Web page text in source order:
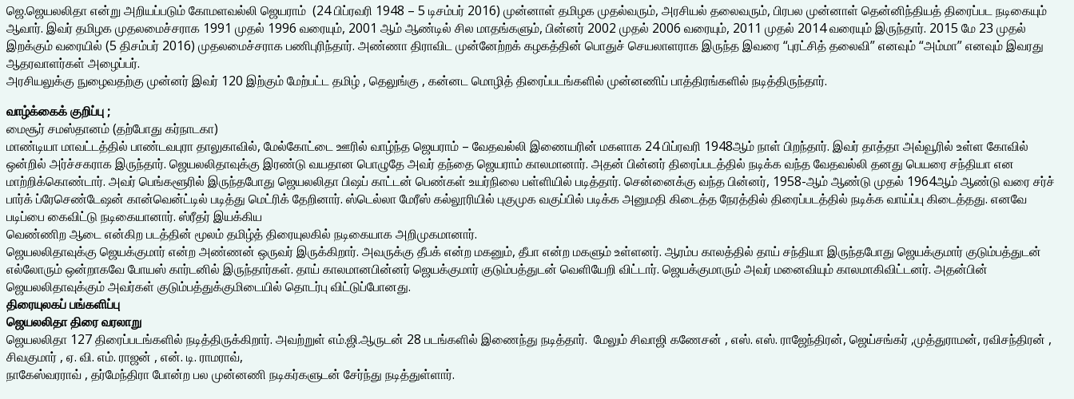
ஜெ.ஜெயலலிதா என்று அறியப்படும் கோமளவல்லி ஜெயராம் (24 பிப்ரவரி 1948 – 5 டிசம்பர் 2016) முன்னாள் தமிழக முதல்வரும், அரசியல் தலைவரும், பிரபல முன்னாள் தென்னிந்தியத் திரைப்பட நடிகையும்
ஆவார். இவர் தமிழக முதலமைச்சராக 1991 முதல் 1996 வரையும், 2001 ஆம் ஆண்டில் சில மாதங்களும், பின்னர் 2002 முதல் 2006 வரையும், 2011 முதல் 2014 வரையும் இருந்தார். 2015 மே 23 முதல்
இறக்கும் வரையில் (5 திசம்பர் 2016) முதலமைச்சராக பணிபுரிந்தார். அண்ணா திராவிட முன்னேற்றக் கழகத்தின் பொதுச் செயலாளராக இருந்த இவரை “புரட்சித் தலைவி” எனவும் “அம்மா” எனவும் இவரது
ஆதரவாளர்கள் அழைப்பர்.
அரசியலுக்கு நுழைவதற்கு முன்னர் இவர் 120 இற்கும் மேற்பட்ட தமிழ் , தெலுங்கு , கன்னட மொழித் திரைப்படங்களில் முன்னணிப் பாத்திரங்களில் நடித்திருந்தார்.
வாழ்க்கைக் குறிப்பு ;
மைசூர் சமஸ்தானம் (தற்போது கர்நாடகா)
மாண்டியா மாவட்டத்தில் பாண்டவபுரா தாலுகாவில், மேல்கோட்டை ஊரில் வாழ்ந்த ஜெயராம் – வேதவல்லி இணையரின் மகளாக 24 பிப்ரவரி 1948ஆம் நாள் பிறந்தார். இவர் தாத்தா அவ்வூரில் உள்ள கோவில்
ஒன்றில் அர்ச்சகராக இருந்தார். ஜெயலலிதாவுக்கு இரண்டு வயதான பொழுதே அவர் தந்தை ஜெயராம் காலமானார். அதன் பின்னர் திரைப்படத்தில் நடிக்க வந்த வேதவல்லி தனது பெயரை சந்தியா என
மாற்றிக்கொண்டார். அவர் பெங்களூரில் இருந்தபோது ஜெயலலிதா பிஷப் காட்டன் பெண்கள் உயர்நிலை பள்ளியில் படித்தார். சென்னைக்கு வந்த பின்னர், 1958-ஆம் ஆண்டு முதல் 1964ஆம் ஆண்டு வரை சர்ச்
பார்க் ப்ரேசெண்டேஷன் கான்வென்ட்டில் படித்து மெட்ரிக் தேறினார். ஸ்டெல்லா மேரீஸ் கல்லூரியில் புகுமுக வகுப்பில் படிக்க அனுமதி கிடைத்த நேரத்தில் திரைப்படத்தில் நடிக்க வாய்ப்பு கிடைத்தது. எனவே
படிப்பை கைவிட்டு நடிகையானார். ஸ்ரீதர் இயக்கிய
வெண்ணிற ஆடை என்கிற படத்தின் மூலம் தமிழ்த் திரையுலகில் நடிகையாக அறிமுகமானார்.
ஜெயலலிதாவுக்கு ஜெயக்குமார் என்ற அண்ணன் ஒருவர் இருக்கிறார். அவருக்கு தீபக் என்ற மகனும், தீபா என்ற மகளும் உள்ளனர். ஆரம்ப காலத்தில் தாய் சந்தியா இருந்தபோது ஜெயக்குமார் குடும்பத்துடன்
எல்லோரும் ஒன்றாகவே போயஸ் கார்டனில் இருந்தார்கள். தாய் காலமானபின்னர் ஜெயக்குமார் குடும்பத்துடன் வெளியேறி விட்டார். ஜெயக்குமாரும் அவர் மனைவியும் காலமாகிவிட்டனர். அதன்பின்
ஜெயலலிதாவுக்கும் அவர்கள் குடும்பத்துக்குமிடையில் தொடர்பு விட்டுப்போனது.
திரையுலகப் பங்களிப்பு
ஜெயலலிதா திரை வரலாறு
ஜெயலலிதா 127 திரைப்படங்களில் நடித்திருக்கிறார். அவற்றுள் எம்.ஜி.ஆருடன் 28 படங்களில் இணைந்து நடித்தார். மேலும் சிவாஜி கணேசன் , எஸ். எஸ். ராஜேந்திரன், ஜெய்சங்கர் ,முத்துராமன், ரவிசந்திரன் ,
சிவகுமார் , ஏ. வி. எம். ராஜன் , என். டி. ராமராவ்,
நாகேஸ்வரராவ் , தர்மேந்திரா போன்ற பல முன்னணி நடிகர்களுடன் சேர்ந்து நடித்துள்ளார்.